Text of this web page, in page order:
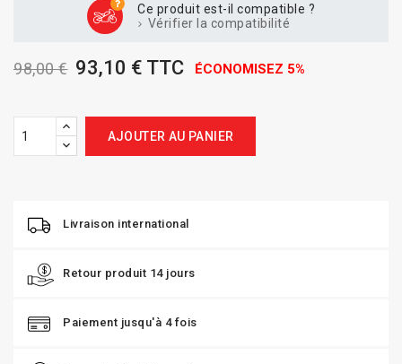
Ce produit est-il compatible ?
Vérifier la compatibilité
98,00 € 93,10 € TTC ÉCONOMISEZ 5%
AJOUTER AU PANIER
Livraison international
Retour produit 14 jours
Paiement jusqu'à 4 fois